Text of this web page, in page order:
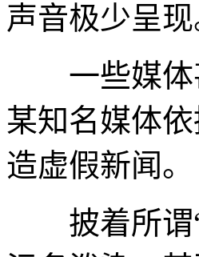
声音极少呈现
一些媒体甚
某知名媒体
造虚假新闻。
披着所谓“